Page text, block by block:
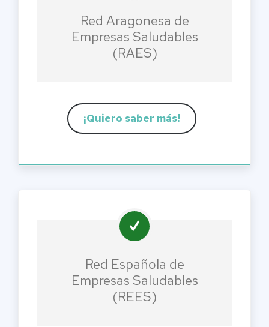
Red Aragonesa de
Empresas Saludables
(RAES)
¡Quiero saber más!
Red Española de
Empresas Saludables
(REES)